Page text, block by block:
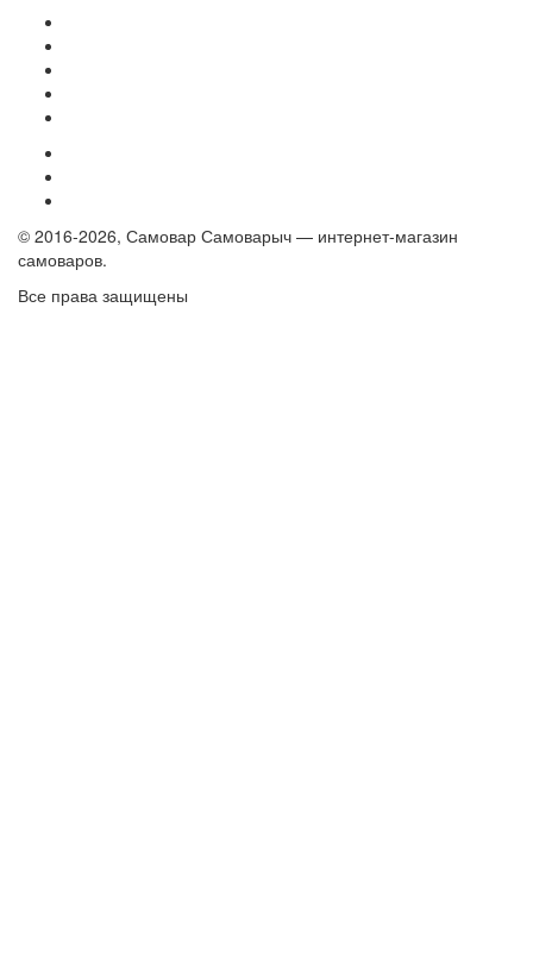
© 2016-2026, Самовар Самоварыч — интернет-магазин
самоваров.
Все права защищены